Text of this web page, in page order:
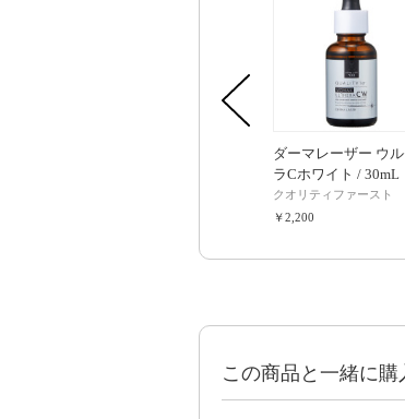
ダーマレーザー ウ
ラCホワイト / 30mL
クオリティファースト
￥2,200
この商品と一緒に